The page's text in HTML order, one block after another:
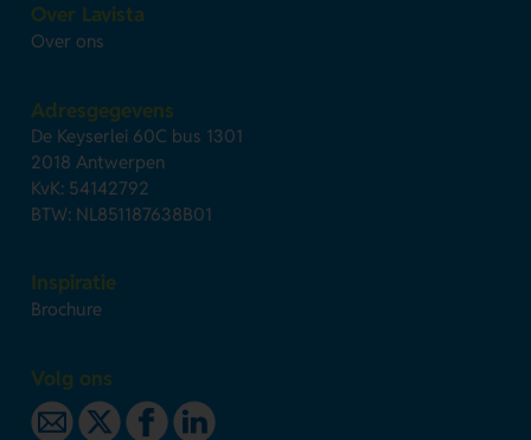
Over Lavista
Over ons
Adresgegevens
De Keyserlei 60C bus 1301
2018 Antwerpen
KvK: 54142792
BTW: NL851187638B01
Inspiratie
Brochure
Volg ons